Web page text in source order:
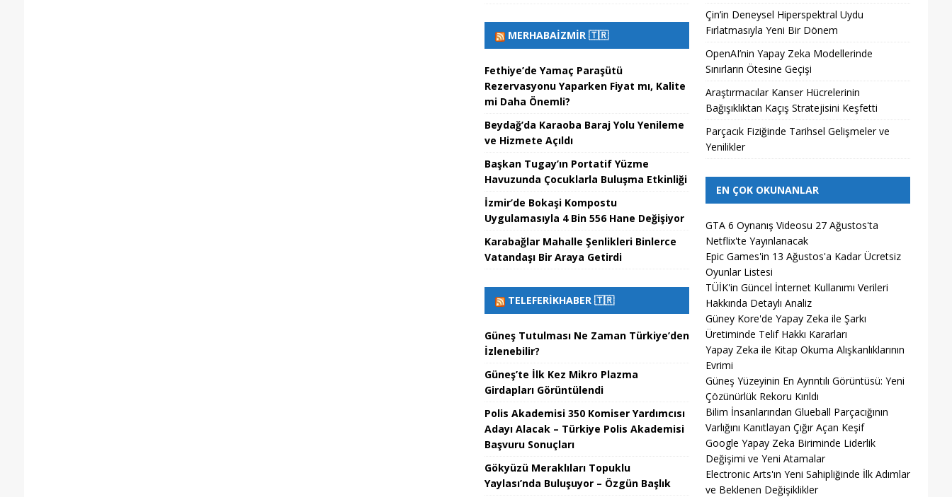
MERHABAİZMIR 🇹🇷
Fethiye’de Yamaç Paraşütü
Rezervasyonu Yaparken Fiyat mı, Kalite
mi Daha Önemli?
Beydağ’da Karaoba Baraj Yolu Yenileme
ve Hizmete Açıldı
Başkan Tugay’ın Portatif Yüzme
Havuzunda Çocuklarla Buluşma Etkinliği
İzmir’de Bokaşi Kompostu
Uygulamasıyla 4 Bin 556 Hane Değişiyor
Karabağlar Mahalle Şenlikleri Binlerce
Vatandaşı Bir Araya Getirdi
TELEFERIKHABER 🇹🇷
Güneş Tutulması Ne Zaman Türkiye’den
İzlenebilir?
Güneş’te İlk Kez Mikro Plazma
Girdapları Görüntülendi
Polis Akademisi 350 Komiser Yardımcısı
Adayı Alacak – Türkiye Polis Akademisi
Başvuru Sonuçları
Gökyüzü Meraklıları Topuklu
Yaylası’nda Buluşuyor – Özgün Başlık
Çin’in Deneysel Hiperspektral Uydu
Fırlatmasıyla Yeni Bir Dönem
OpenAI’nin Yapay Zeka Modellerinde
Sınırların Ötesine Geçişi
Araştırmacılar Kanser Hücrelerinin
Bağışıklıktan Kaçış Stratejisini Keşfetti
Parçacık Fiziğinde Tarihsel Gelişmeler ve
Yenilikler
EN ÇOK OKUNANLAR
GTA 6 Oynanış Videosu 27 Ağustos'ta
Netflix'te Yayınlanacak
Epic Games'in 13 Ağustos'a Kadar Ücretsiz
Oyunlar Listesi
TÜİK'in Güncel İnternet Kullanımı Verileri
Hakkında Detaylı Analiz
Güney Kore'de Yapay Zeka ile Şarkı
Üretiminde Telif Hakkı Kararları
Yapay Zeka ile Kitap Okuma Alışkanlıklarının
Evrimi
Güneş Yüzeyinin En Ayrıntılı Görüntüsü: Yeni
Çözünürlük Rekoru Kırıldı
Bilim İnsanlarından Glueball Parçacığının
Varlığını Kanıtlayan Çığır Açan Keşif
Google Yapay Zeka Biriminde Liderlik
Değişimi ve Yeni Atamalar
Electronic Arts'ın Yeni Sahipliğinde İlk Adımlar
ve Beklenen Değişiklikler